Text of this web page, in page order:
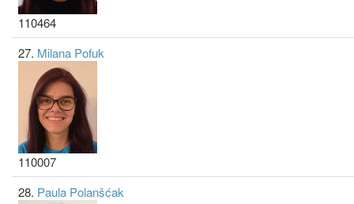
110464
27. Milana Pofuk
110007
28. Paula Polanšćak